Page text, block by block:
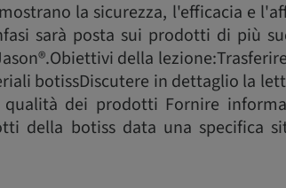
la sicurezza, l'efficacia e
sarà posta sui prodotti di più
della
botissDiscutere in dettaglio la
dei prodotti Fornire
della botiss data una specifica